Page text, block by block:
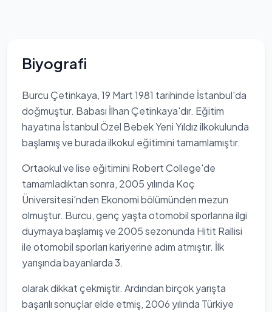
Biyografi
Burcu Çetinkaya, 19 Mart 1981 tarihinde İstanbul'da
doğmuştur. Babası İlhan Çetinkaya'dır. Eğitim
hayatına İstanbul Özel Bebek Yeni Yıldız ilkokulunda
başlamış ve burada ilkokul eğitimini tamamlamıştır.
Ortaokul ve lise eğitimini Robert College'de
tamamladıktan sonra, 2005 yılında Koç
Üniversitesi'nden Ekonomi bölümünden mezun
olmuştur. Burcu, genç yaşta otomobil sporlarına ilgi
duymaya başlamış ve 2005 sezonunda Hitit Rallisi
ile otomobil sporları kariyerine adım atmıştır. İlk
yarışında bayanlarda 3.
olarak dikkat çekmiştir. Ardından birçok yarışta
başarılı sonuçlar elde etmiş, 2006 yılında Türkiye